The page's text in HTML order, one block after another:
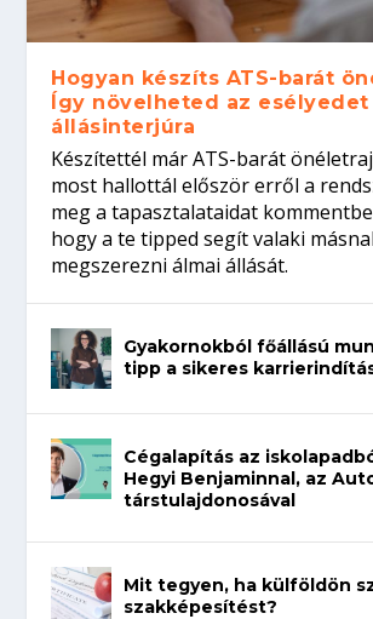
Hogyan készíts ATS-barát
Így növelheted az esélyedet
állásinterjúra
Készítettél már ATS-barát
most hallottál először erről a
meg a tapasztalataidat
hogy a te tipped segít valaki
megszerezni álmai állását.
Gyakornokból főállású
tipp a sikeres
Cégalapítás az
Hegyi Benjaminnal, az
társtulajdonosával
Mit tegyen, ha külföldön
szakképesítést?